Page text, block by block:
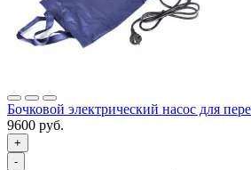
Бочковой электрический насос для
9600 руб.
+
-